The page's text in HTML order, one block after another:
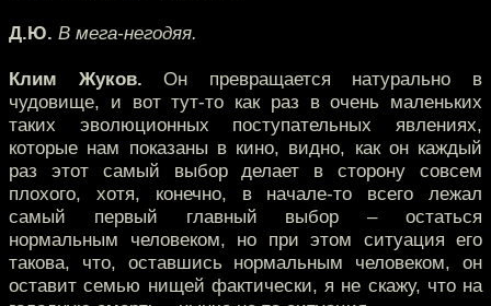
Д.Ю. В мега-негодяя.
Клим Жуков. Он превращается натурально в
чудовище, и вот тут-то как раз в очень маленьких
таких эволюционных поступательных явлениях,
которые нам показаны в кино, видно, как он каждый
раз этот самый выбор делает в сторону совсем
плохого, хотя, конечно, в начале-то всего лежал
самый первый главный выбор – остаться
нормальным человеком, но при этом ситуация его
такова, что, оставшись нормальным человеком, он
оставит семью нищей фактически, я не скажу, что на